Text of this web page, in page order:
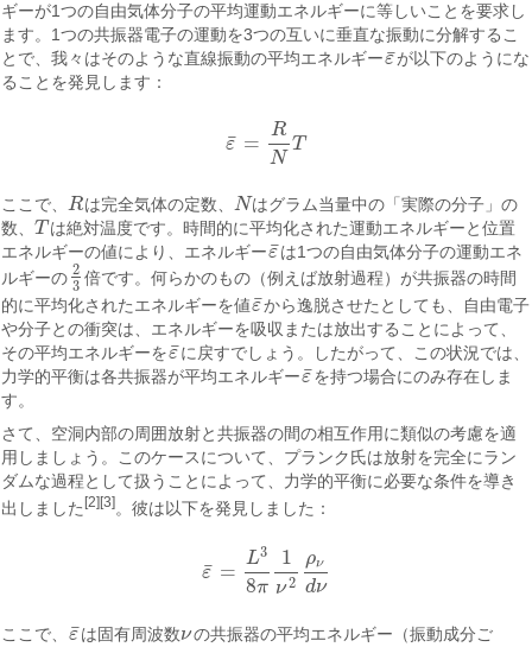
ギーが1つの自由気体分子の平均運動エネルギーに等しいことを要求し
ます。1つの共振器電子の運動を3つの互いに垂直な振動に分解するこ
とで、我々はそのような直線振動の平均エネルギーε
¯
ε¯が以下のようにな
ることを発見します：
ε
¯ =
R
N
T
¯= RNT
ここで、 R
R は完全気体の定数、 N
N はグラム当量中の「実際の分子」の
数、T
T は絶対温度です。時間的に平均化された運動エネルギーと位置
エネルギーの値により、エネルギーε
¯
ε¯は1つの自由気体分子の運動エネ
ルギーの 2
3
23倍です。何らかのもの（例えば放射過程）が共振器の時間
的に平均化されたエネルギーを値ε
¯
ε¯から逸脱させたとしても、自由電子
や分子との衝突は、エネルギーを吸収または放出することによって、
その平均エネルギーをε
¯
ε¯に戻すでしょう。したがって、この状況では、
力学的平衡は各共振器が平均エネルギーε
¯
ε¯を持つ場合にのみ存在しま
す。
さて、空洞内部の周囲放射と共振器の間の相互作用に類似の考慮を適
用しましょう。このケースについて、プランク氏は放射を完全にラン
ダムな過程として扱うことによって、力学的平衡に必要な条件を導き
出しました[2] [3] 。彼は以下を発見しました：
ε
¯ =
L3
8π
1
ν2
ρν
dν
ε¯ =L 38π1ν2ρνdν
ここで、 ε
¯
ε¯は固有周波数ν
ν の共振器の平均エネルギー（振動成分ご